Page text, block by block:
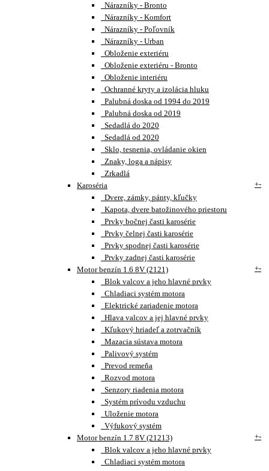
Nárazníky - Bronto
Nárazníky - Komfort
Nárazníky - Poľovník
Nárazníky - Urban
Obloženie exteriéru
Obloženie exteriéru - Bronto
Obloženie interiéru
Ochranné kryty a izolácia hluku
Palubná doska od 1994 do 2019
Palubná doska od 2019
Sedadlá do 2020
Sedadlá od 2020
Sklo, tesnenia, ovládanie okien
Znaky, loga a nápisy
Zrkadlá
Karoséria
+-
Dvere, zámky, pánty, kľučky
Kapota, dvere batožinového priestoru
Prvky bočnej časti karosérie
Prvky čelnej časti karosérie
Prvky spodnej časti karosérie
Prvky zadnej časti karosérie
Motor benzín 1.6 8V (2121)
+-
Blok valcov a jeho hlavné prvky
Chladiaci systém motora
Elektrické zariadenie motora
Hlava valcov a jej hlavné prvky
Kľukový hriadeľ a zotrvačník
Mazacia sústava motora
Palivový systém
Prevod remeňa
Rozvod motora
Senzory riadenia motora
Systém prívodu vzduchu
Uloženie motora
Výfukový systém
Motor benzín 1.7 8V (21213)
+-
Blok valcov a jeho hlavné prvky
Chladiaci systém motora